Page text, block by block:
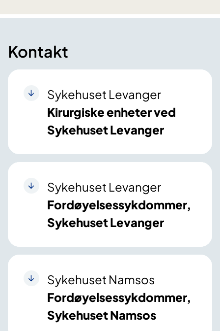
Kontakt
Sykehuset Levanger
Kirurgiske enheter ved
Sykehuset Levanger
Sykehuset Levanger
Fordøyelsessykdommer,
Sykehuset Levanger
Sykehuset Namsos
Fordøyelsessykdommer,
Sykehuset Namsos